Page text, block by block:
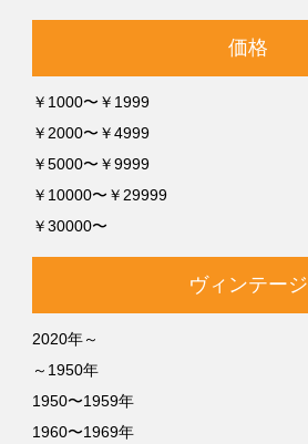
価格
￥1000〜￥1999
￥2000〜￥4999
￥5000〜￥9999
￥10000〜￥29999
￥30000〜
ヴィンテージ
2020年～
～1950年
1950〜1959年
1960〜1969年